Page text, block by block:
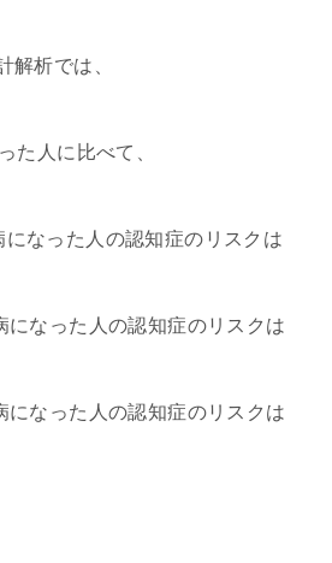
解析では、
た人に比べて、
なった人の認知症のリスクは
になった人の認知症のリスクは
になった人の認知症のリスクは